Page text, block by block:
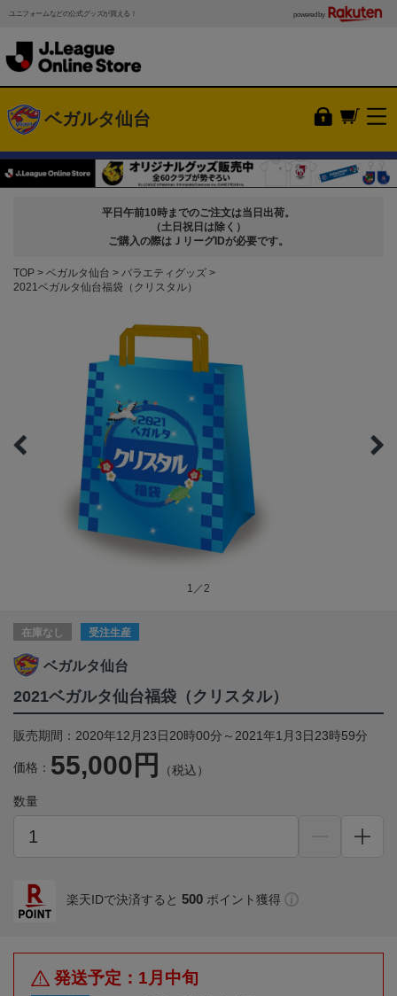
ユニフォームなどの公式グッズが買える！ powered by
ベガルタ仙台
平日午前10時までのご注文は当日出荷。
（土日祝日は除く）
ご購入の際はＪリーグIDが必要です。
TOP ベガルタ仙台
バラエティグッズ
2021ベガルタ仙台福袋（クリスタル）
1／2
在庫なし 受注生産
ベガルタ仙台
2021ベガルタ仙台福袋（クリスタル）
販売期間：2020年12月23日20時00分～2021年1月3日23時59分
価格： 55,000円 （税込）
数量
楽天IDで決済すると 500 ポイント獲得
発送予定：1月中旬